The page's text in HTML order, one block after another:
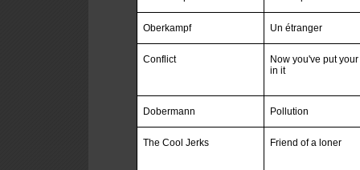
Oberkampf Un étranger
Conflict
Now you've put
in it
Dobermann Pollution
The Cool Jerks Friend of a loner